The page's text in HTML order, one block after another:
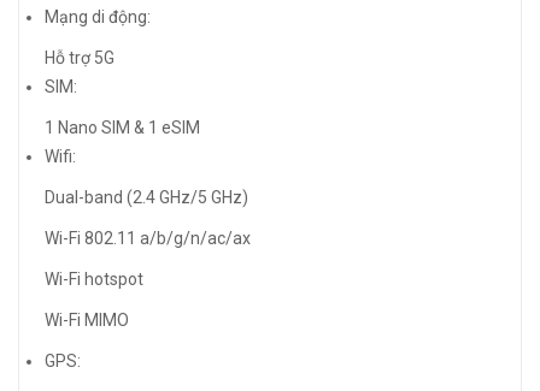
Mạng di động:
Hỗ trợ 5G
SIM:
1 Nano SIM & 1 eSIM
Wifi:
Dual-band (2.4 GHz/5 GHz)
Wi-Fi 802.11 a/b/g/n/ac/ax
Wi-Fi hotspot
Wi-Fi MIMO
GPS: